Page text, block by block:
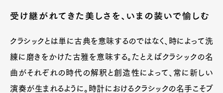
受け継がれてきた美しさを、いまの装いで愉しむ
クラシックとは単に古典を意味するのではなく、時によって洗
練に磨きをかけた古雅を意味する。たとえばクラシックの名
曲がそれぞれの時代の解釈と創造性によって、常に新しい
演奏が生まれるように。時計におけるクラシックの名手こそブ